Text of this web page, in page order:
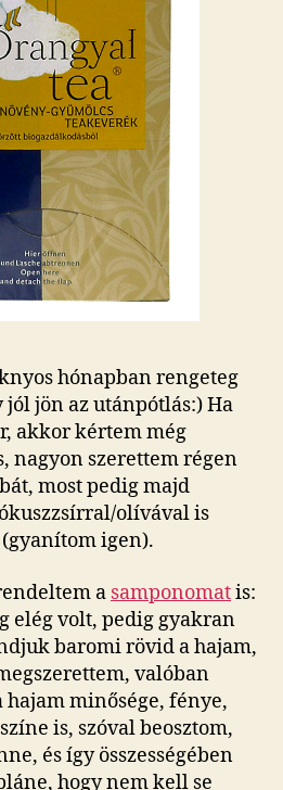
hónapban rengeteg
jön az utánpótlás:) Ha
akkor kértem még
nagyon szerettem régen
most pedig majd
olívával is
igen).
a samponomatis:
elég volt, pedig gyakran
baromi rövid a hajam,
valóban
minősége, fénye,
is, szóval beosztom,
és így összességében
hogy nem kell se